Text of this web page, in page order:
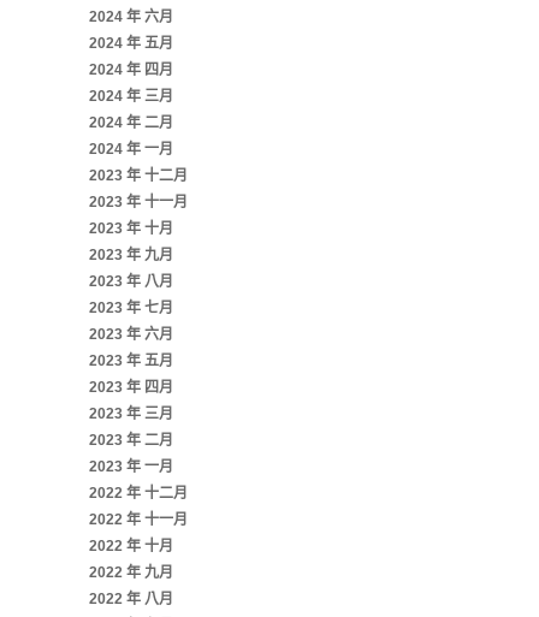
2024 年 六月
2024 年 五月
2024 年 四月
2024 年 三月
2024 年 二月
2024 年 一月
2023 年 十二月
2023 年 十一月
2023 年 十月
2023 年 九月
2023 年 八月
2023 年 七月
2023 年 六月
2023 年 五月
2023 年 四月
2023 年 三月
2023 年 二月
2023 年 一月
2022 年 十二月
2022 年 十一月
2022 年 十月
2022 年 九月
2022 年 八月